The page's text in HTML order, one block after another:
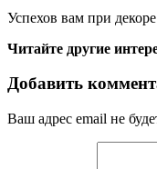
Успехов вам при
Читайте другие
Добавить
Ваш адрес email не